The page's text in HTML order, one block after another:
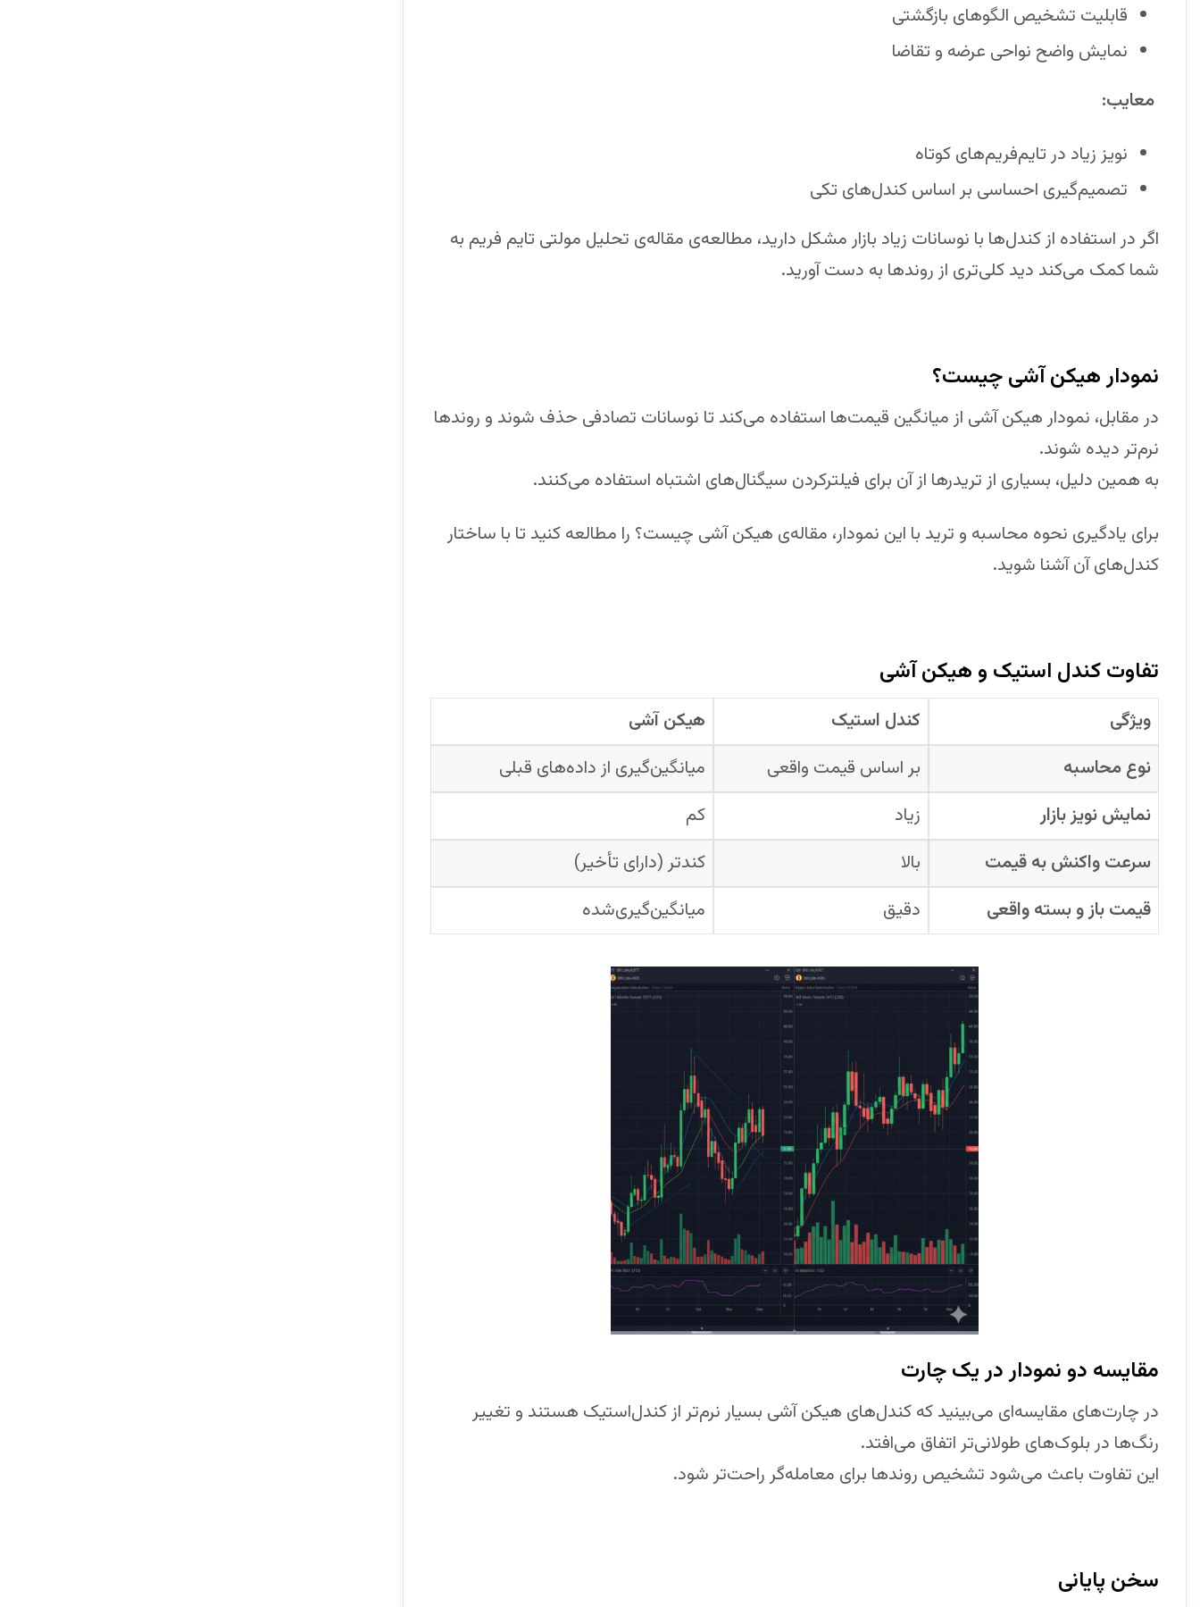
قابلیت تشخیص الگوهای بازگشتی
نمایش واضح نواحی عرضه و تقاضا
معایب:
نویز زیاد در تایم‌فریم‌های کوتاه
تصمیم‌گیری احساسی بر اساس کندل‌های تکی
اگر در استفاده از کندل‌ها با نوسانات زیاد بازار مشکل دارید، مطالعه‌ی مقاله‌ی تحلیل مولتی تایم فریم به
شما کمک می‌کند دید کلی‌تری از روندها به دست آورید.
نمودار هیکن آشی چیست؟
در مقابل، نمودار هیکن آشی از میانگین قیمت‌ها استفاده می‌کند تا نوسانات تصادفی حذف شوند و روندها
نرم‌تر دیده شوند.
به همین دلیل، بسیاری از تریدرها از آن برای فیلترکردن سیگنال‌های اشتباه استفاده می‌کنند.
برای یادگیری نحوه محاسبه و ترید با این نمودار، مقاله‌ی هیکن آشی چیست؟ را مطالعه کنید تا با ساختار
کندل‌های آن آشنا شوید.
تفاوت کندل استیک و هیکن آشی
ویژگی کندل استیک
هیکن آشی
نوع محاسبه
بر اساس قیمت واقعی
میانگین‌گیری از داده‌های قبلی
نمایش نویز بازار
زیاد
کم
سرعت واکنش به قیمت
بالا
کندتر (دارای تأخیر)
قیمت باز و بسته واقعی
دقیق میانگین‌گیری‌شده
مقایسه دو نمودار در یک چارت
در چارت‌های مقایسه‌ای می‌بینید که کندل‌های هیکن آشی بسیار نرم‌تر از کندل‌استیک هستند و تغییر
رنگ‌ها در بلوک‌های طولانی‌تر اتفاق می‌افتد.
این تفاوت باعث می‌شود تشخیص روندها برای معامله‌گر راحت‌تر شود.
سخن پایانی